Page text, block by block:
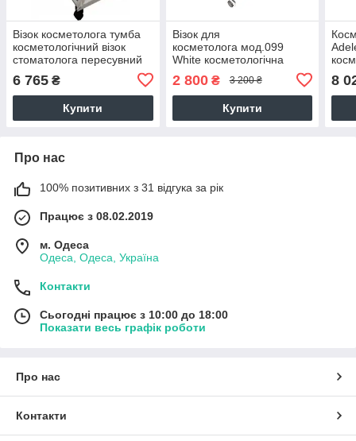
Візок косметолога тумба
косметологічний візок
стоматолога пересувний
столик з ящиком Vm 922
6 765 ₴
Купити
Візок для
косметолога мод.099
White косметологічна
поличками скло
2 800₴ 3 200 ₴
Купити
8
Про нас
100% позитивних з 31 відгука за рік
Працює з 08.02.2019
м. Одеса
Одеса, Одеса, Україна
Контакти
Сьогодні працює з 10:00 до 18:00
Показати весь графік роботи
Про нас
Контакти